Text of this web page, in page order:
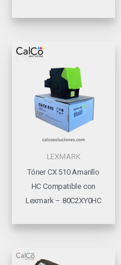
LEXMARK
Tóner CX 510 Amarillo
HC Compatible con
Lexmark – 80C2XY0HC